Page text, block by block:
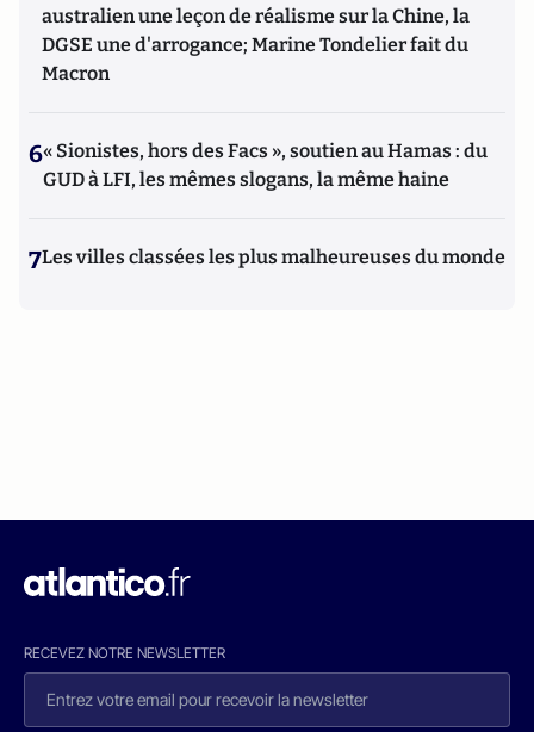
australien une leçon de réalisme sur la Chine, la
DGSE une d'arrogance; Marine Tondelier fait du
Macron
6« Sionistes, hors des Facs », soutien au Hamas : du
GUD à LFI, les mêmes slogans, la même haine
7Les villes classées les plus malheureuses du monde
RECEVEZ NOTRE NEWSLETTER